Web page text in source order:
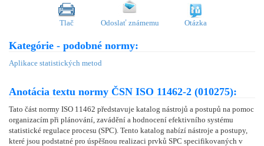
Tlač Odoslať známemu Otázka
Kategórie - podobné normy:
Aplikace statistických metod
Anotácia textu normy ČSN ISO 11462-2 (010275):
Tato část normy ISO 11462 představuje katalog nástrojů a postupů na pomoc
organizacím při plánování, zavádění a hodnocení efektivního systému
statistické regulace procesu (SPC). Tento katalog nabízí nástroje a postupy,
které jsou podstatné pro úspěšnou realizaci prvků SPC specifikovaných v